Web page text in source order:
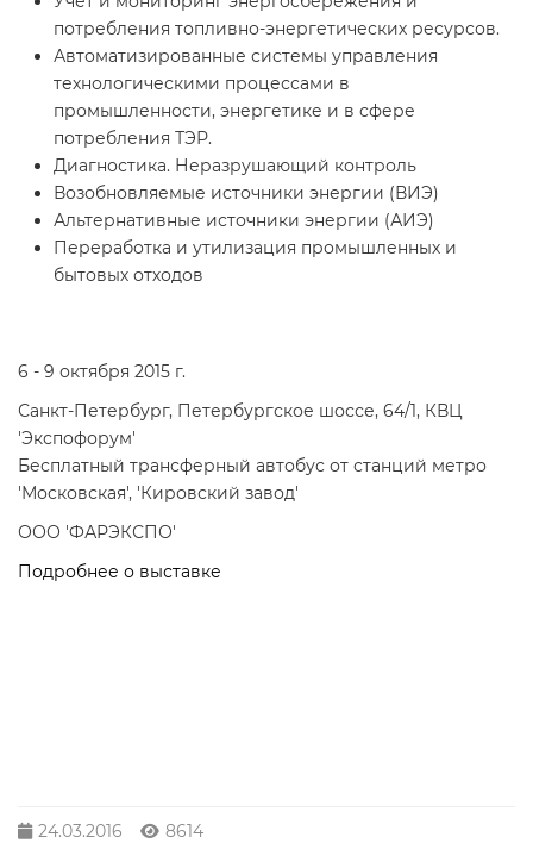
потребления топливно-энергетических ресурсов.
Автоматизированные системы управления
технологическими процессами в
промышленности, энергетике и в сфере
потребления ТЭР.
Диагностика. Неразрушающий контроль
Возобновляемые источники энергии (ВИЭ)
Альтернативные источники энергии (АИЭ)
Переработка и утилизация промышленных и
бытовых отходов
6 - 9 октября 2015 г.
Санкт-Петербург, Петербургское шоссе, 64/1, КВЦ
'Экспофорум'
Бесплатный трансферный автобус от станций метро
'Московская', 'Кировский завод'
ООО 'ФАРЭКСПО'
Подробнее о выставке
24.03.2016 8614